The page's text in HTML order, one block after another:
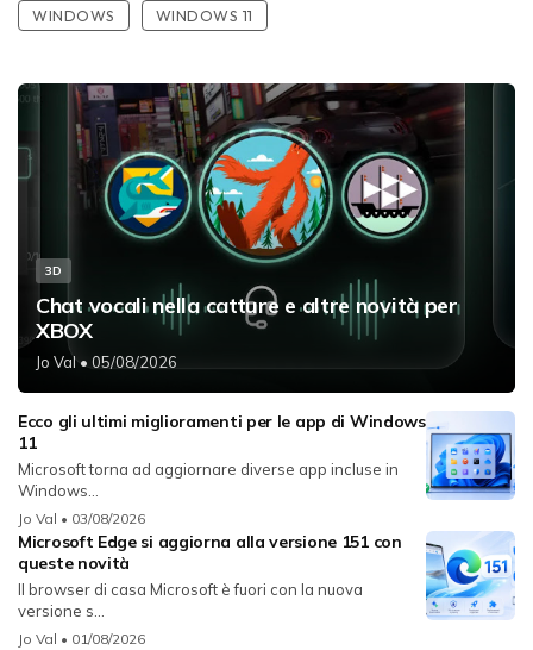
WINDOWS
WINDOWS 11
3D
Chat vocali nella catture e altre novità per
XBOX
Jo Val• 05/08/2026
Ecco gli ultimi miglioramenti per le app di Windows
11
Microsoft torna ad aggiornare diverse app incluse in
Windows...
Jo Val • 03/08/2026
Microsoft Edge si aggiorna alla versione 151 con
queste novità
Il browser di casa Microsoft è fuori con la nuova
versione s...
Jo Val • 01/08/2026